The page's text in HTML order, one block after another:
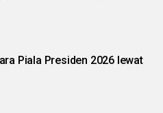
Piala Presiden 2026 lewat